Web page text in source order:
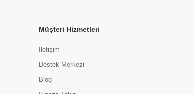
Müşteri Hizmetleri
İletişim
Destek Merkezi
Blog